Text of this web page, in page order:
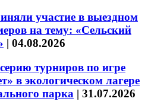
участие в выездном
на тему: «Сельский
| 04.08.2026
турниров по игре
в экологическом лагере
парка | 31.07.2026